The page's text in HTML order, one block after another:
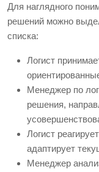
Для наглядного
решений можно
списка:
Логист
Менеджер по
решения,
Логист
адаптирует
Менеджер